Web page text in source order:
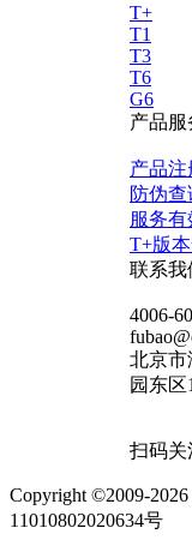
T+
T1
T3
T6
G6
产品服
产品注
防伪查
服务
T+版
联系我
4006-
北京市
园东区
扫码关
Copyright ©2009-
11010802020634号